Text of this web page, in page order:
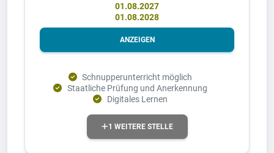
01.08.2027
01.08.2028
ANZEIGEN
Schnupperunterricht möglich
Staatliche Prüfung und Anerkennung
Digitales Lernen
1 WEITERE STELLE